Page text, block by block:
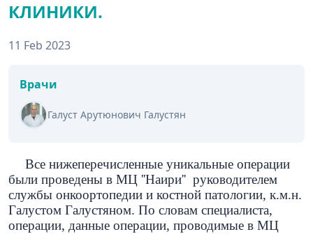
КЛИНИКИ.
11 Feb 2023
Врачи
Галуст Арутюнович Галустян
Все нижеперечисленные уникальные операции
были проведены в МЦ ''Наири'' руководителем
службы онкоортопедии и костной патологии, к.м.н.
Галустом Галустяном. По словам специалиста,
операции, данные операции, проводимые в МЦ